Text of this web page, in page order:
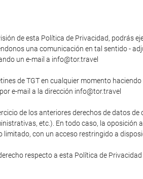
de esta Política de Privacidad, podrás
una comunicación en tal sentido -
un e-mail a info@tor.travel
de TGT en cualquier momento
e-mail a la dirección info@tor.travel
de los anteriores derechos de datos
etc.). En todo caso, la
con un acceso restringido a
respecto a esta Política de